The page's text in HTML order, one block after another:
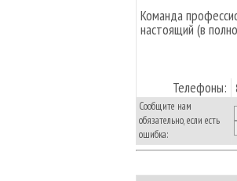
Команда
настоящий (в
Телефоны:
Сообщите нам
обязательно, если есть
ошибка: